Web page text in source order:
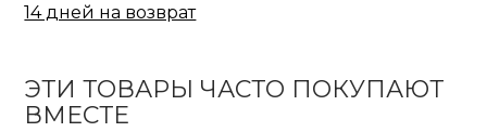
14 дней на возврат
ЭТИ ТОВАРЫ ЧАСТО ПОКУПАЮТ
ВМЕСТЕ